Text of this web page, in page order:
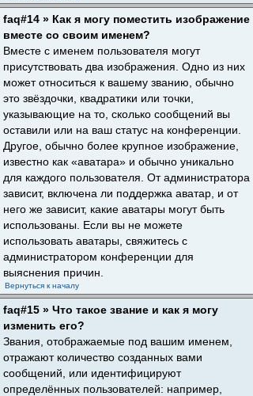
faq#14 » Как я могу поместить изображение
вместе со своим именем?
Вместе с именем пользователя могут
присутствовать два изображения. Одно из них
может относиться к вашему званию, обычно
это звёздочки, квадратики или точки,
указывающие на то, сколько сообщений вы
оставили или на ваш статус на конференции.
Другое, обычно более крупное изображение,
известно как «аватара» и обычно уникально
для каждого пользователя. От администратора
зависит, включена ли поддержка аватар, и от
него же зависит, какие аватары могут быть
использованы. Если вы не можете
использовать аватары, свяжитесь с
администратором конференции для
выяснения причин.
Вернуться к началу
faq#15 » Что такое звание и как я могу
изменить его?
Звания, отображаемые под вашим именем,
отражают количество созданных вами
сообщений, или идентифицируют
определённых пользователей: например,